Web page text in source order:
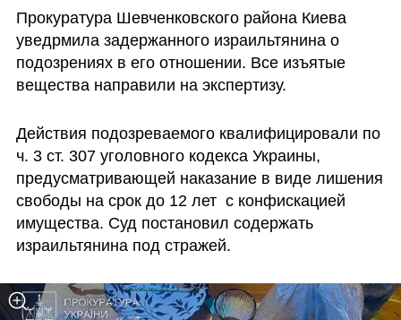
Прокуратура Шевченковского района Киева
уведрмила задержанного израильтянина о
подозрениях в его отношении. Все изъятые
вещества направили на экспертизу.
Действия подозреваемого квалифицировали по
ч. 3 ст. 307 уголовного кодекса Украины,
предусматривающей наказание в виде лишения
свободы на срок до 12 лет  с конфискацией
имущества. Суд постановил содержать
израильтянина под стражей.